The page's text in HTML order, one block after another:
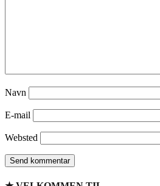
Navn
E-mail
Websted